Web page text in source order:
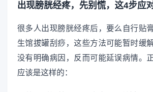
出现膀胱经疼，先别慌，这4步应
很多人出现膀胱经疼后，要么自行贴
生馆拔罐刮痧，这些方法可能暂时缓
没有明确病因，反而可能延误病情。
应该是这样的：